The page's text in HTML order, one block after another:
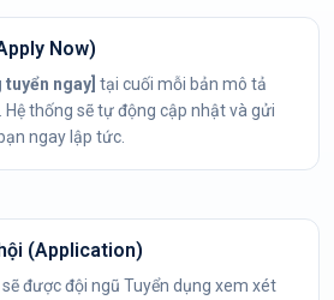
Now)
tuyển ngay] tại cuối mỗi bản mô tả
Hệ thống sẽ tự động cập nhật và gửi
ngay lập tức.
(Application)
sẽ được đội ngũ Tuyển dụng xem xét